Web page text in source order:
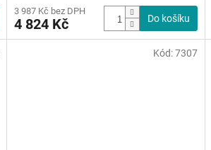
3 987 Kč bez DPH
4 824 Kč Do košíku
Kód:7307